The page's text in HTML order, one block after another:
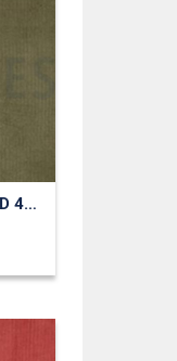
GEWASCHEN CORD 4.5W